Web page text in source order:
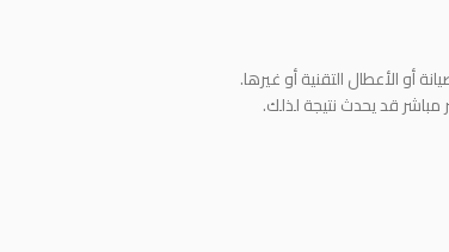
أو الأعطال التقنية أو غيرها.
قد يحدث نتيجة لذلك.